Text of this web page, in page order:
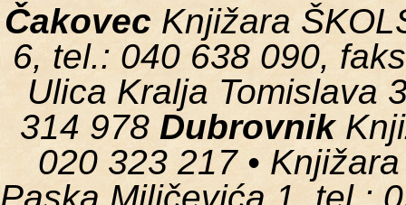
Čakovec Knjižara
6, tel.: 040 638 090,
Ulica Kralja Tomislava
314 978 Dubrovnik
020 323 217 •
Paska Miličevića 1, tel.: